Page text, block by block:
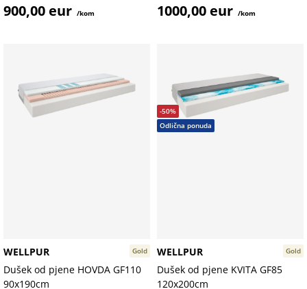
900,00 eur /kom 1000,00 eur /kom
Gold
WELLPUR
Dušek od pjene HOVDA GF110
90x190cm
-50%
Odlična ponuda
Gold
WELLPUR
Dušek od pjene KVITA GF85
120x200cm